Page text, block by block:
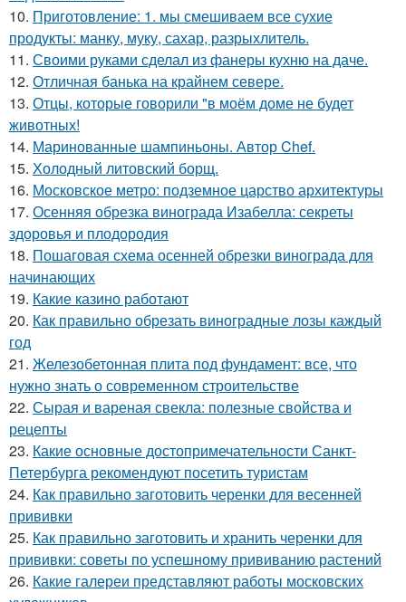
10. Приготовление: 1. мы смешиваем все сухие
продукты: манку, муку, сахар, разрыхлитель.
11. Своими руками сделал из фанеры кухню на даче.
12. Отличная банька на крайнем севере.
13. Отцы, которые говорили "в моём доме не будет
животных!
14. Маринованные шампиньоны. Автор Chef.
15. Холодный литовский борщ.
16. Московское метро: подземное царство архитектуры
17. Осенняя обрезка винограда Изабелла: секреты
здоровья и плодородия
18. Пошаговая схема осенней обрезки винограда для
начинающих
19. Какие казино работают
20. Как правильно обрезать виноградные лозы каждый
год
21. Железобетонная плита под фундамент: все, что
нужно знать о современном строительстве
22. Сырая и вареная свекла: полезные свойства и
рецепты
23. Какие основные достопримечательности Санкт-
Петербурга рекомендуют посетить туристам
24. Как правильно заготовить черенки для весенней
прививки
25. Как правильно заготовить и хранить черенки для
прививки: советы по успешному прививанию растений
26. Какие галереи представляют работы московских